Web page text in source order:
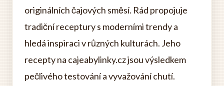
originálních čajových směsí. Rád propojuje
tradiční receptury s moderními trendy a
hledá inspiraci v různých kulturách. Jeho
recepty na cajeabylinky.cz jsou výsledkem
pečlivého testování a vyvažování chutí.